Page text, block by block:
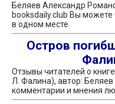
Беляев Александр
booksdaily.club Вы можете
в одном месте.
Остров
Отзывы читателей о
Л. Фалина), автор:
комментарии и мнения